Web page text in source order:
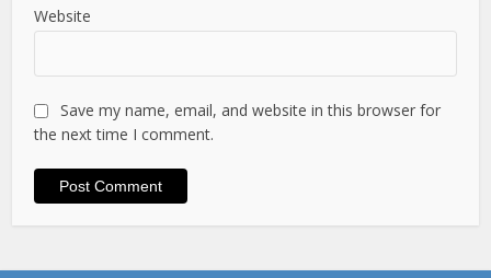
Website
Save my name, email, and website in this browser for
the next time I comment.